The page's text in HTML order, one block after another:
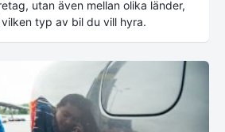
utan även mellan olika länder,
typ av bil du vill hyra.